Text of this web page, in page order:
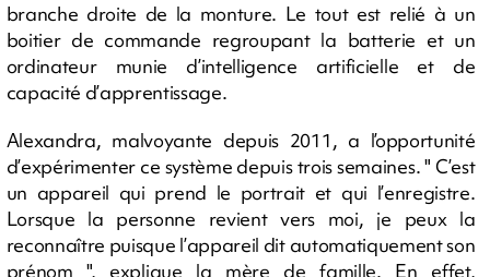
branche droite de la monture. Le tout est relié à un
boitier de commande regroupant la batterie et un
ordinateur munie d’intelligence artificielle et de
capacité d’apprentissage.
Alexandra, malvoyante depuis 2011, a l’opportunité
d’expérimenter ce système depuis trois semaines. " C’est
un appareil qui prend le portrait et qui l’enregistre.
Lorsque la personne revient vers moi, je peux la
reconnaître puisque l’appareil dit automatiquement son
prénom ", explique la mère de famille. En effet,